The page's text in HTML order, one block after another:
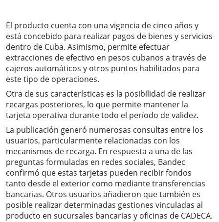
El producto cuenta con una vigencia de cinco años y
está concebido para realizar pagos de bienes y servicios
dentro de Cuba. Asimismo, permite efectuar
extracciones de efectivo en pesos cubanos a través de
cajeros automáticos y otros puntos habilitados para
este tipo de operaciones.
Otra de sus características es la posibilidad de realizar
recargas posteriores, lo que permite mantener la
tarjeta operativa durante todo el período de validez.
La publicación generó numerosas consultas entre los
usuarios, particularmente relacionadas con los
mecanismos de recarga. En respuesta a una de las
preguntas formuladas en redes sociales, Bandec
confirmó que estas tarjetas pueden recibir fondos
tanto desde el exterior como mediante transferencias
bancarias. Otros usuarios añadieron que también es
posible realizar determinadas gestiones vinculadas al
producto en sucursales bancarias y oficinas de CADECA.